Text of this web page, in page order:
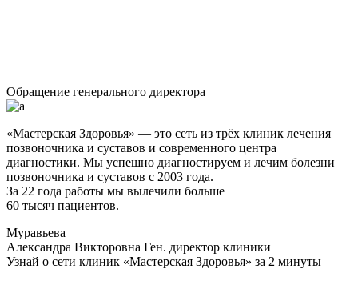
Обращение генерального директора
«Мастерская Здоровья» — это сеть из трёх клиник лечения
позвоночника и суставов и современного центра
диагностики. Мы успешно диагностируем и лечим болезни
позвоночника и суставов с 2003 года.
За 22 года работы мы вылечили больше
60 тысяч пациентов.
Муравьева
Александра Викторовна Ген. директор клиники
Узнай о сети клиник «Мастерская Здоровья» за 2 минуты